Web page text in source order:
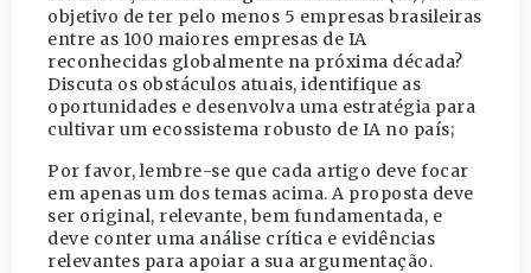
objetivo de ter pelo menos 5 empresas brasileiras
entre as 100 maiores empresas de IA
reconhecidas globalmente na próxima década?
Discuta os obstáculos atuais, identifique as
oportunidades e desenvolva uma estratégia para
cultivar um ecossistema robusto de IA no país;
Por favor, lembre-se que cada artigo deve focar
em apenas um dos temas acima. A proposta deve
ser original, relevante, bem fundamentada, e
deve conter uma análise crítica e evidências
relevantes para apoiar a sua argumentação.